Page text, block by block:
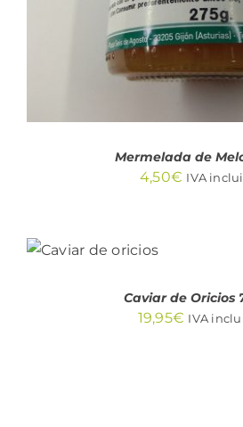
Mermelada de
4,50€ IVA
CARRITO
Caviar de Oricios
19,95€ IVA